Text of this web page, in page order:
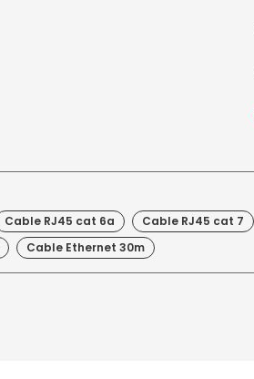
Cable RJ45 cat 6a Cable RJ45 cat 7
Cable Ethernet 30m